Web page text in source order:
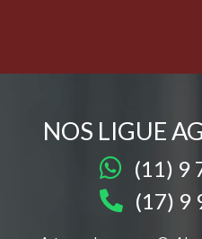
NOS LIGUE
(11) 9
(17) 9